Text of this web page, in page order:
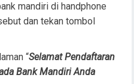
mandiri di handphone
dan tekan tombol
“Selamat Pendaftaran
Bank Mandiri Anda